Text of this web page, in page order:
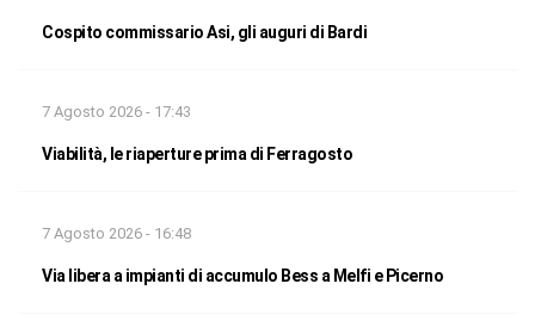
Cospito commissario Asi, gli auguri di Bardi
7 Agosto 2026 - 17:43
Viabilità, le riaperture prima di Ferragosto
7 Agosto 2026 - 16:48
Via libera a impianti di accumulo Bess a Melfi e Picerno